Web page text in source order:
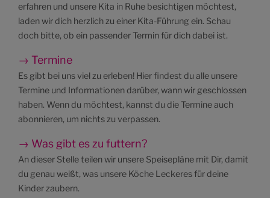
erfahren und unsere Kita in Ruhe besichtigen möchtest,
laden wir dich herzlich zu einer Kita-Führung ein. Schau
doch bitte, ob ein passender Termin für dich dabei ist.
→ Termine
Es gibt bei uns viel zu erleben! Hier findest du alle unsere
Termine und Informationen darüber, wann wir geschlossen
haben. Wenn du möchtest, kannst du die Termine auch
abonnieren, um nichts zu verpassen.
→ Was gibt es zu futtern?
An dieser Stelle teilen wir unsere Speisepläne mit Dir, damit
du genau weißt, was unsere Köche Leckeres für deine
Kinder zaubern.